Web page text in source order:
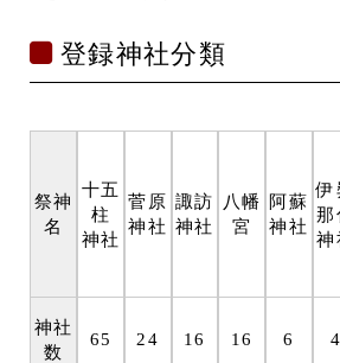
登録神社分類
祭神
名
神社
数
十五
柱
神社
65
菅原
神社
24
諏訪
神社
16
八幡
宮
16
阿蘇
神社
6
伊
那
神
4